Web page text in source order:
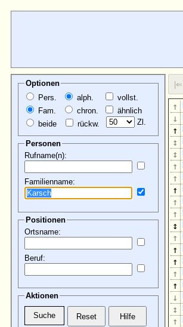
Optionen
Pers.
Fam.
beide
alph.
chron.
rückw.
vollst.
ähnlich
Zl.
Personen
Rufname(n):
Familienname:
Positionen
Ortsname:
Beruf:
Aktionen
↑
↓
↑
↕
↕
↑
↑
↑
↑
↑
↕
↑
↑
↑
↑
↑
↓
↕
↑